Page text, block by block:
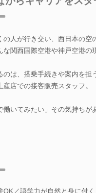
の人が行き交い、西日本の
な関西国際空港や神戸空港の
のは、搭乗手続きや案内を担
産店での接客販売スタッフ。
働いてみたい」その気持ち
OK／語学力が自然と身に付